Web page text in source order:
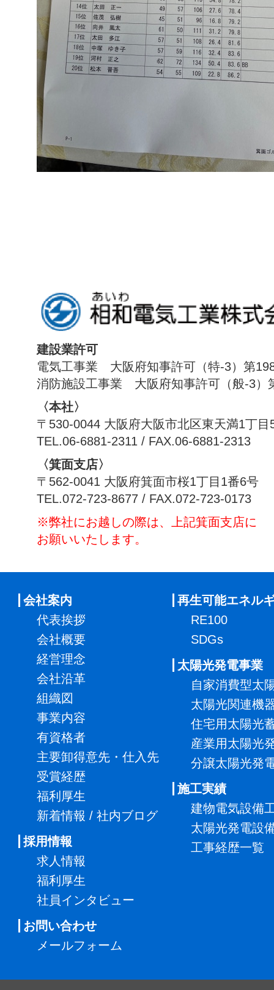
建設業許可
電気工事業 大阪府知事許可（特-3）第
消防施設工事業 大阪府知事許可（般-3）
〈本社〉
〒530-0044 大阪府大阪市北区東天満1丁目
TEL.06-6881-2311 / FAX.06-6881-2313
〈箕面支店〉
〒562-0041 大阪府箕面市桜1丁目1番6号
TEL.072-723-8677 / FAX.072-723-0173
※弊社にお越しの際は、上記箕面支店に
お願いいたします。
会社案内
代表挨拶
会社概要
経営理念
会社沿革
組織図
事業内容
有資格者
主要卸得意先・仕入先
受賞経歴
福利厚生
新着情報 / 社内ブログ
採用情報
求人情報
福利厚生
社員インタビュー
お問い合わせ
メールフォーム
再生可能エネル
RE100
SDGs
太陽光発電事業
自家消費型太
太陽光関連機
住宅用太陽光
産業用太陽光
分譲太陽光発
施工実績
建物電気設備
太陽光発電設
工事経歴一覧